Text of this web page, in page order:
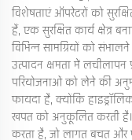
विशेषताएं ऑपरेटरों को
हैं, एक सुरक्षित कार्य क्षेत्र
विभिन्न सामग्रियों को
उत्पादन क्षमता में लचीलापन
परियोजनाओं को लेने की
फायदा है, क्योंकि
खपत को अनुकूलित करती है।
करता है, जो लागत बचत और